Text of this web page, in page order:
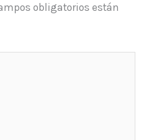
obligatorios están